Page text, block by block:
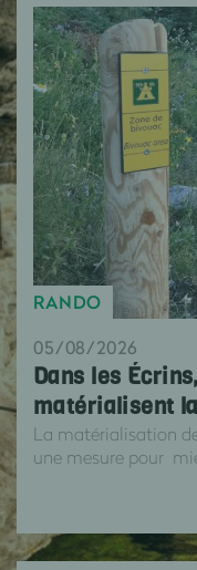
RANDO
05/08/2026
Dans les
matérialisent
La matérialisation
une mesure pour